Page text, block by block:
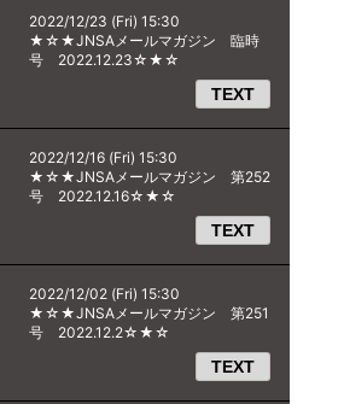
2022/12/23 (Fri) 15:30
★☆★JNSAメールマガジン 臨時
号 2022.12.23☆★☆
TEXT
2022/12/16 (Fri) 15:30
★☆★JNSAメールマガジン 第252
号 2022.12.16☆★☆
TEXT
2022/12/02 (Fri) 15:30
★☆★JNSAメールマガジン 第251
号 2022.12.2☆★☆
TEXT